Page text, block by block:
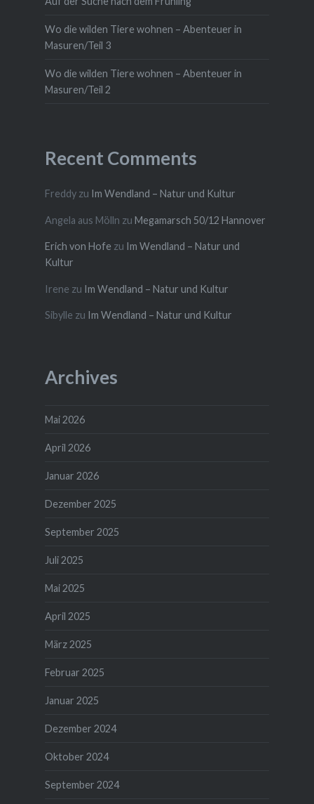
Wo die wilden Tiere wohnen – Abenteuer in
Masuren/Teil 3
Wo die wilden Tiere wohnen – Abenteuer in
Masuren/Teil 2
Recent Comments
Freddyzu Im Wendland – Natur und Kultur
Angela aus Mölln zu Megamarsch 50/12 Hannover
Erich von Hofe zu Im Wendland – Natur und
Kultur
Irene zu Im Wendland – Natur und Kultur
Sibylle zu Im Wendland – Natur und Kultur
Archives
Mai 2026
April 2026
Januar 2026
Dezember 2025
September 2025
Juli 2025
Mai 2025
April 2025
März 2025
Februar 2025
Januar 2025
Dezember 2024
Oktober 2024
September 2024